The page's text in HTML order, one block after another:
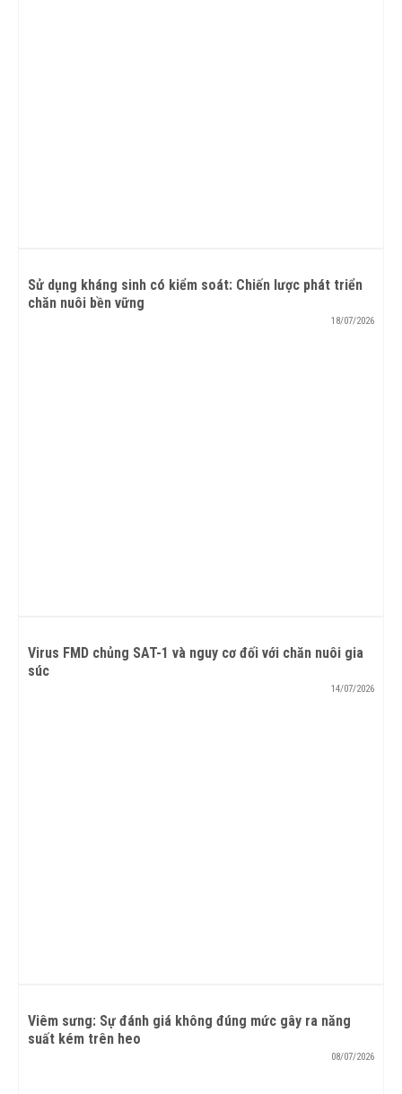
Sử dụng kháng sinh có kiểm soát: Chiến lược phát triển
chăn nuôi bền vững
18/07/2026
Virus FMD chủng SAT-1 và nguy cơ đối với chăn nuôi gia
súc
14/07/2026
Viêm sưng: Sự đánh giá không đúng mức gây ra năng
suất kém trên heo
08/07/2026